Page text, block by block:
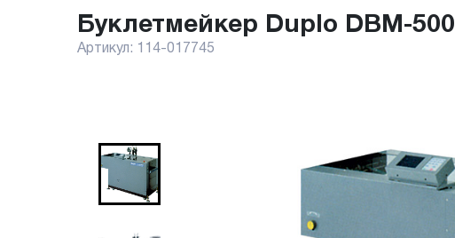
Буклетмейкер Duplo DBM-500
Артикул: 114-017745